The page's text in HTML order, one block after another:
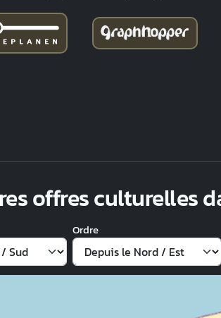
offres culturelles
Ordre